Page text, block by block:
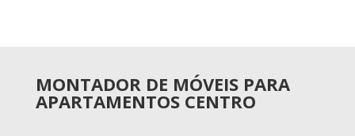
MONTADOR DE MÓVEIS PARA
APARTAMENTOS CENTRO